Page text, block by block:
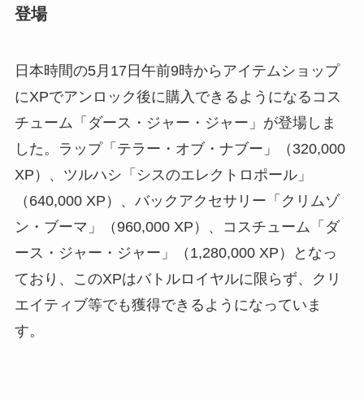
登場
日本時間の5月17日午前9時からアイテムショップ
にXPでアンロック後に購入できるようになるコス
チューム「ダース・ジャー・ジャー」が登場しま
した。ラップ「テラー・オブ・ナブー」（320,000
XP）、ツルハシ「シスのエレクトロポール」
（640,000 XP）、バックアクセサリー「クリムゾ
ン・ブーマ」（960,000 XP）、コスチューム「ダ
ース・ジャー・ジャー」（1,280,000 XP）となっ
ており、このXPはバトルロイヤルに限らず、クリ
エイティブ等でも獲得できるようになっていま
す。